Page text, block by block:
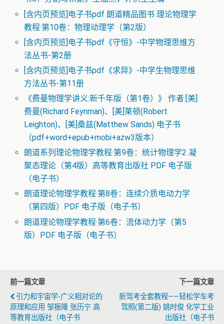
[含内页预览]电子书pdf 朗道精品图书 理论物理学
教程·第10卷：物理动理学（第2版）
[含内页预览]电子书pdf《守恒》-中学物理思维方
法丛书-第2册
[含内页预览]电子书pdf《求异》-中学生物理思维
方法丛书-第11册
《费曼物理学讲义:新千年版（第1卷）》 作者:[美]
费曼(Richard Feynman)、[美]莱顿(Robert
Leighton)、[美]桑兹(Matthew Sands) 电子书
（pdf+word+epub+mobi+azw3版本）
朗道系列理论物理学教程·第9卷：统计物理学2 凝
聚态理论（第4版）高等教育出版社 PDF 电子版
（电子书）
朗道理论物理学教程·第8卷：连续介质电动力学
（第四版）PDF 电子版（电子书）
朗道理论物理学教程·第6卷：流体动力学（第5
版）PDF 电子版（电子书）
前一篇文章
引力和宇宙学-广义相对论的
原理和应用 邹振隆 张历宁 高
等教育出版社（电子书
下一篇文章
新驾考全套教程——轻松学车考
驾照(第二版) 姚时俊 化学工业
出版社（电子书